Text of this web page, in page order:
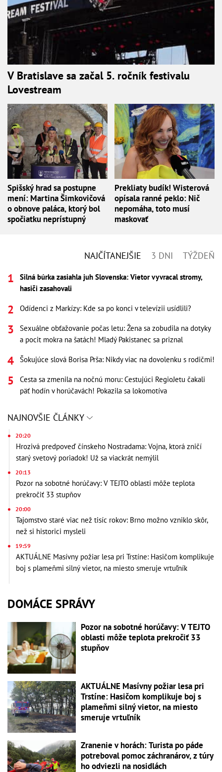
V Bratislave sa začal 5. ročník festivalu
Lovestream
Spišský hrad sa postupne
mení: Martina Šimkovičová
o obnove paláca, ktorý bol
spočiatku neprístupný
Prekliaty budík! Wisterová
opísala ranné peklo: Nič
nepomáha, toto musí
maskovať
NAJČÍTANEJŠIE 3 DNI TÝŽDEŇ
Silná búrka zasiahla juh Slovenska: Vietor vyvracal stromy,
hasiči zasahovali
Odídenci z Markízy: Kde sa po konci v televízii usídlili?
Sexuálne obťažovanie počas letu: Žena sa zobudila na dotyky
a pocit mokra na šatách! Mladý Pakistanec sa priznal
Šokujúce slová Borisa Prša: Nikdy viac na dovolenku s rodičmi!
Cesta sa zmenila na nočnú moru: Cestujúci RegioJetu čakali
päť hodín v horúčavách! Pokazila sa lokomotíva
NAJNOVŠIE ČLÁNKY
20:20
Hrozivá predpoveď čínskeho Nostradama: Vojna, ktorá zničí
starý svetový poriadok! Už sa viackrát nemýlil
20:13
Pozor na sobotné horúčavy: V TEJTO oblasti môže teplota
prekročiť 33 stupňov
20:00
Tajomstvo staré viac než tisíc rokov: Brno možno vzniklo skôr,
než si historici mysleli
19:59
AKTUÁLNE Masívny požiar lesa pri Trstíne: Hasičom komplikuje
boj s plameňmi silný vietor, na miesto smeruje vrtuľník
DOMÁCE SPRÁVY
Pozor na sobotné horúčavy: V TEJTO
oblasti môže teplota prekročiť 33
stupňov
AKTUÁLNE Masívny požiar lesa pri
Trstíne: Hasičom komplikuje boj s
plameňmi silný vietor, na miesto
smeruje vrtuľník
Zranenie v horách: Turista po páde
potreboval pomoc záchranárov, z túry
ho odviezli na nosidlách